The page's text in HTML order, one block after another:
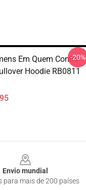
Em Quem Confio
Hoodie RB0811
-20%
Envio mundial
para mais de 200 países